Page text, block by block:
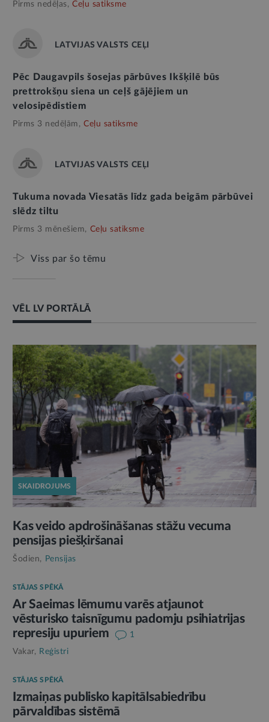
Pirms nedēļas, Ceļu satiksme
LATVIJAS VALSTS CEĻI
Pēc Daugavpils šosejas pārbūves Ikšķilē būs
prettrokšņu siena un ceļš gājējiem un
velosipēdistiem
Pirms 3 nedēļām, Ceļu satiksme
LATVIJAS VALSTS CEĻI
Tukuma novada Viesatās līdz gada beigām pārbūvei
slēdz tiltu
Pirms 3 mēnešiem, Ceļu satiksme
Viss par šo tēmu
VĒL LV PORTĀLĀ
SKAIDROJUMS
Kas veido apdrošināšanas stāžu vecuma
pensijas piešķiršanai
Šodien, Pensijas
STĀJAS SPĒKĀ
Ar Saeimas lēmumu varēs atjaunot
vēsturisko taisnīgumu padomju psihiatrijas
represiju upuriem
1
Vakar, Reģistri
STĀJAS SPĒKĀ
Izmaiņas publisko kapitālsabiedrību
pārvaldības sistēmā